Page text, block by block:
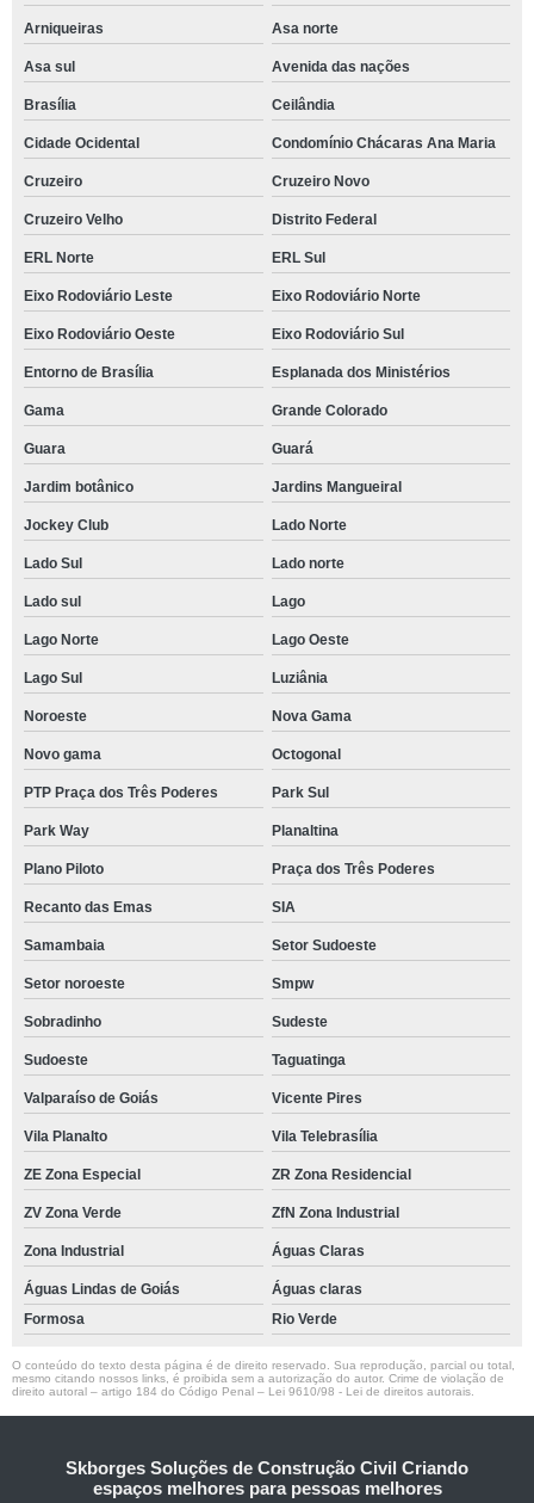
Arniqueiras Asa norte
Asa sul Avenida das nações
Brasília Ceilândia
Cidade Ocidental Condomínio Chácaras Ana Maria
Cruzeiro Cruzeiro Novo
Cruzeiro Velho Distrito Federal
ERL Norte ERL Sul
Eixo Rodoviário Leste Eixo Rodoviário Norte
Eixo Rodoviário Oeste Eixo Rodoviário Sul
Entorno de Brasília Esplanada dos Ministérios
Gama Grande Colorado
Guara Guará
Jardim botânico Jardins Mangueiral
Jockey Club Lado Norte
Lado Sul Lado norte
Lado sul Lago
Lago Norte Lago Oeste
Lago Sul Luziânia
Noroeste Nova Gama
Novo gama Octogonal
PTP Praça dos Três Poderes Park Sul
Park Way Planaltina
Plano Piloto Praça dos Três Poderes
Recanto das Emas SIA
Samambaia Setor Sudoeste
Setor noroeste Smpw
Sobradinho Sudeste
Sudoeste Taguatinga
Valparaíso de Goiás Vicente Pires
Vila Planalto Vila Telebrasília
ZE Zona Especial ZR Zona Residencial
ZV Zona Verde ZfN Zona Industrial
Zona Industrial Águas Claras
Águas Lindas de Goiás
Águas claras
Formosa
Rio Verde
O conteúdo do texto desta página é de direito reservado. Sua reprodução, parcial ou total,
mesmo citando nossos links, é proibida sem a autorização do autor. Crime de violação de
direito autoral – artigo 184 do Código Penal – Lei 9610/98 - Lei de direitos autorais
Skborges Soluções de Construção Civil Criando
espaços melhores para pessoas melhores